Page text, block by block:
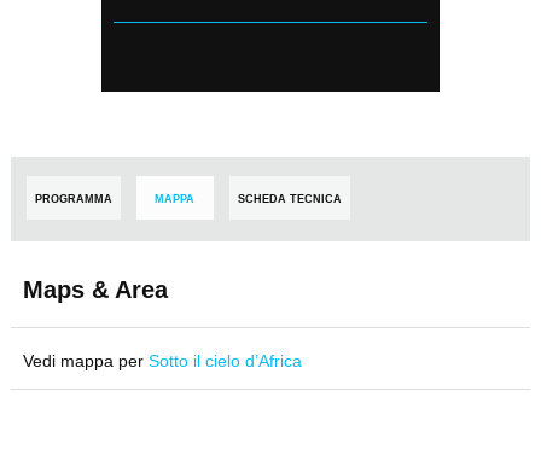
PROGRAMMA MAPPA SCHEDA TECNICA
Maps & Area
Vedi mappa per Sotto il cielo d’Africa